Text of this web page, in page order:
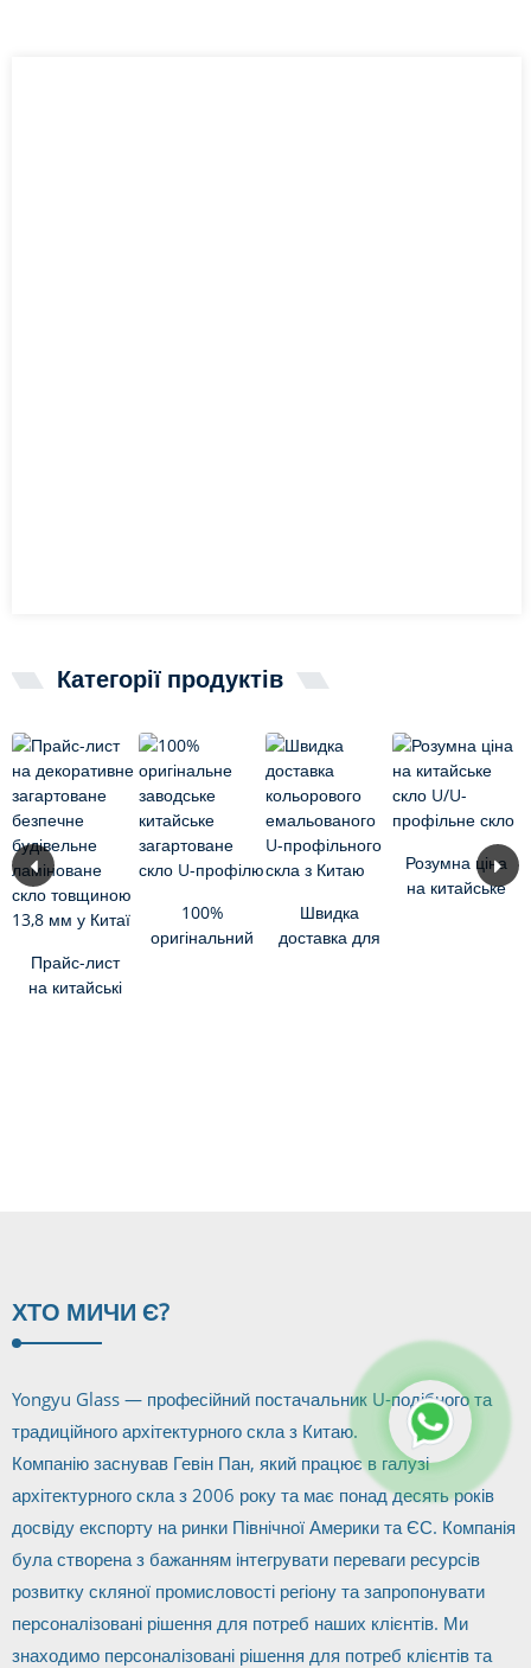
Категорії продуктів
Прайс-лист
на китайські
100%
оригінальний
Швидка
доставка для
Розумна ціна
на китайське
ХТО МИЧИ Є?
Yongyu Glass — професійний постачальник U-подібного та
традиційного архітектурного скла з Китаю.
Компанію заснував Гевін Пан, який працює в галузі
архітектурного скла з 2006 року та має понад десять років
досвіду експорту на ринки Північної Америки та ЄС. Компанія
була створена з бажанням інтегрувати переваги ресурсів
розвитку скляної промисловості регіону та запропонувати
персоналізовані рішення для потреб наших клієнтів. Ми
знаходимо персоналізовані рішення для потреб клієнтів та